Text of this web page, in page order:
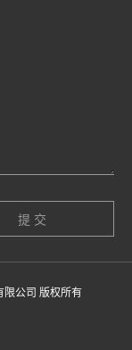
限公司 版权所有